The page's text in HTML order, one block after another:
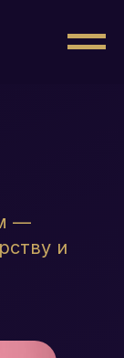
—
и